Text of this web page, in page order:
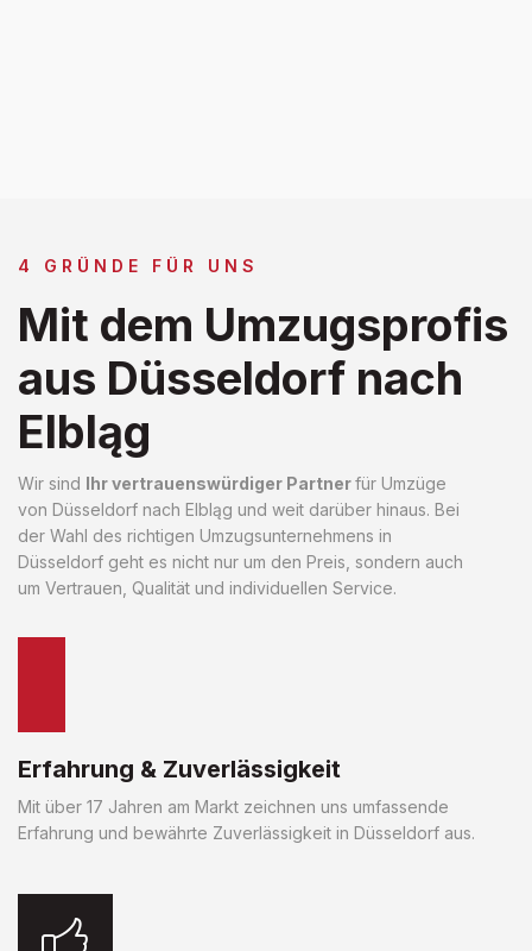
4 GRÜNDE FÜR UNS
Mit dem Umzugsprofis
aus Düsseldorf nach
Elbląg
Wir sind Ihr vertrauenswürdiger Partnerfür Umzüge
von Düsseldorf nach Elbląg und weit darüber hinaus. Bei
der Wahl des richtigen Umzugsunternehmens in
Düsseldorf geht es nicht nur um den Preis, sondern auch
um Vertrauen, Qualität und individuellen Service.
Erfahrung & Zuverlässigkeit
Mit über 17 Jahren am Markt zeichnen uns umfassende
Erfahrung und bewährte Zuverlässigkeit in Düsseldorf aus.